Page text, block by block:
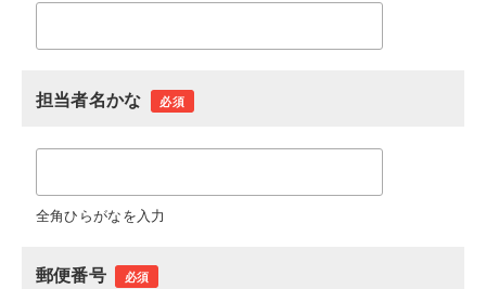
担当者名かな 必須
全角ひらがなを入力
郵便番号 必須